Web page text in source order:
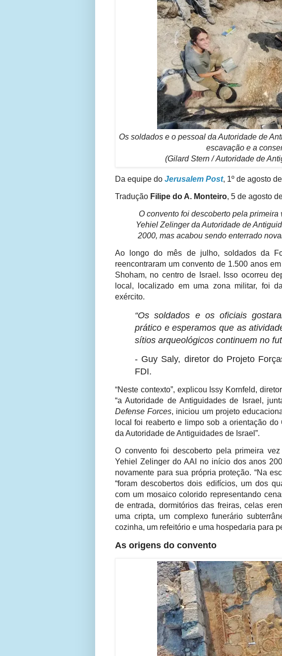
Os soldados e o pessoal da Autoridade de
escavação e a
(Gilard Stern /Autoridade de
Da equipe do Jerusalem Post, 1º de agosto
Tradução Filipe do A. Monteiro, 5 de agosto
O convento foi descoberto pela
Yehiel Zelinger da Autoridade de
2000, mas acabou sendo enterrado
Ao longo do mês de julho, soldados da
reencontraram um convento de 1.500 anos
Shoham, no centro de Israel. Isso ocorreu
local, localizado em uma zona militar, foi
exército.
“Os soldados e os oficiais
prático e esperamos que as
sítios arqueológicos continuem no
- Guy Saly, diretor do Projeto
FDI.
“Neste contexto”, explicou Issy Kornfeld,
“a Autoridade de Antiguidades de Israel,
Defense Forces, iniciou um projeto
local foi reaberto e limpo sob a orientação
da Autoridade de Antiguidades de Israel”.
O convento foi descoberto pela primeira
Yehiel Zelinger do AAI no início dos anos
novamente para sua própria proteção. “Na
“foram descobertos dois edifícios, um dos
com um mosaico colorido representando
de entrada, dormitórios das freiras, celas
uma cripta, um complexo funerário
cozinha, um refeitório e uma hospedaria para
As origens do convento